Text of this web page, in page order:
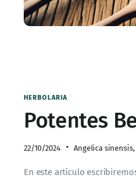
HERBOLARIA
Potentes
22/10/2024 Angelica sinensis,
En este artículo